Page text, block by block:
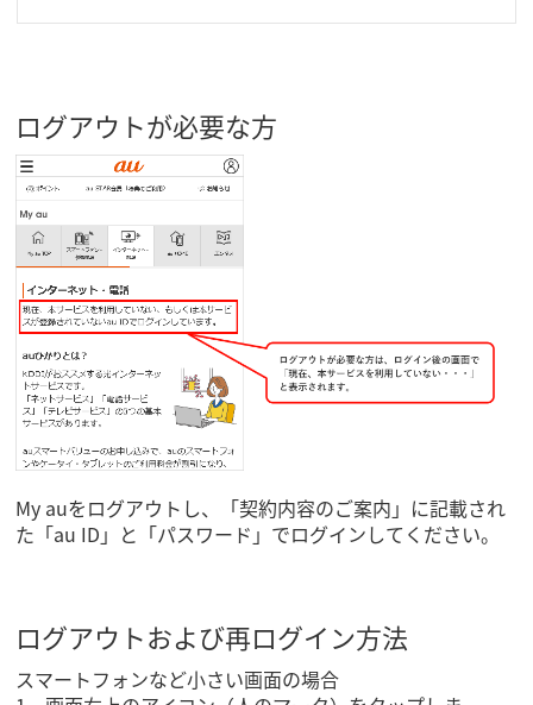
ログアウトが必要な方
My auをログアウトし、「契約内容のご案内」に記載され
た「au ID」と「パスワード」でログインしてください。
ログアウトおよび再ログイン方法
スマートフォンなど小さい画面の場合